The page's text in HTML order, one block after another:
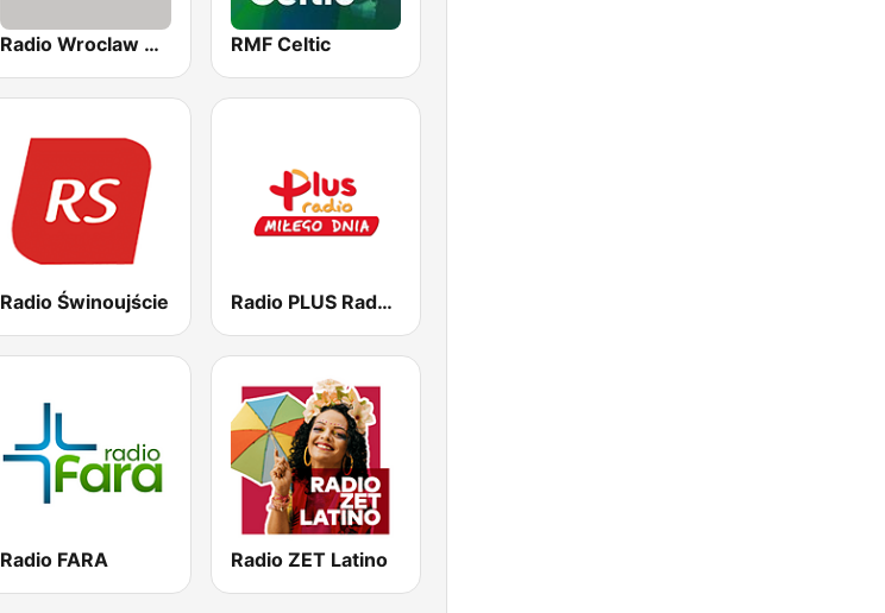
Radio Wroclaw Kultura RMF Celtic
Radio Świnoujście Radio PLUS Radom
Radio FARA Radio ZET Latino